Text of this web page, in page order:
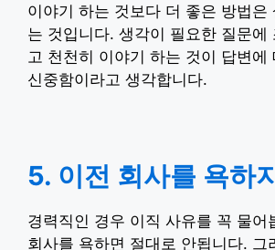
이야기 하는 것보다 더 좋은 방법은
는 것입니다. 생각이 필요한 질문에
고 천천히 이야기 하는 것이 답변에
신중함이라고 생각합니다.
5. 이전 회사를 욕하
경력직인 경우 이직 사유를 꼭 물어
회사를 욕하면 절대로 안됩니다. 그